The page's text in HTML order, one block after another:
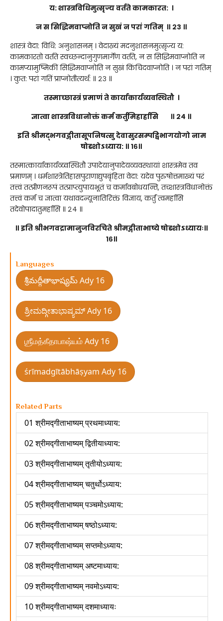
य: शास्त्रविधिमुत्सृज्य वर्तते कामकारत: ।
न स सिद्धिमवाप्नोति न सुखं न परां गतिम् ॥ २३ ॥
शास्त्रं वेदा: विधि: अनुशासनम् । वेदाख्यं मदनुशासनमुत्सृज्य य:
कामकारतो वर्तते स्वच्छन्दानुगुणमार्गेण वर्तते, न स सिद्धिमवाप्नोति न
कामप्यामुष्मिकीं सिद्धिमवाप्नोति न सुखं किंचिदवाप्नोति । न परां गतिम्
। कुत: परां गतिं प्राप्नोतीत्यर्थ: ॥ २३ ॥
तस्माच्छास्त्रं प्रमाणं ते कार्याकार्यव्यवस्थितौ ।
ज्ञात्वा शास्त्रविधानोक्तं कर्म कर्तुमिहार्हासि ॥ २४ ॥
इति श्रीमद्भगवद्गीतासूपनिषत्सु देवासुरसम्पद्विभागयोगो नाम
षोडशोऽध्याय: ॥ १६॥
तस्मात्कार्याकार्यव्य्वस्थितौ उपादेयानुपादेयव्यवस्थायां शास्त्रमेव तव
प्रमाणम् । धर्मशास्त्रेतिहासपुराणाद्युपबृंहिता वेदा: यदेव पुरुषोत्तमाख्यं परं
तत्त्वं तत्प्रीणनरूपं तत्प्राप्त्युपायभूतं च कर्मावबोधयन्ति, तच्शास्त्रविधानोक्तं
तत्त्वं कर्म च ज्ञात्वा यथावदन्यूनातिरिक्तं विज्ञाय, कर्तुं त्वमर्हासि
तदेवोपादातुमर्हासि ॥ २४ ॥
॥ इति श्रीभगवद्रामानुजविरचिते श्रीमद्गीताभाष्ये षोडशोऽध्यायः॥
१६॥
Languages
శ్రీమద్గీతాభాష్యమ్ Ady 16
ಶ್ರೀಮದ್ಗೀತಾಭಾಷ್ಯಮ್ Ady 16
ஶ்ரீமத்கீதாபாஷ்யம் Ady 16
śrīmadgītābhāṣyam Ady 16
Related Parts
01 श्रीमद्गीताभाष्यम् प्रथमाध्याय:
02 श्रीमद्गीताभाष्यम् द्वितीयाध्याय:
03 श्रीमद्गीताभाष्यम् तृतीयोऽध्याय:
04 श्रीमद्गीताभाष्यम् चतुर्थोऽध्याय:
05 श्रीमद्गीताभाष्यम् पञ्चमोऽध्याय:
06 श्रीमद्गीताभाष्यम् षष्ठोऽध्याय:
07 श्रीमद्गीताभाष्यम् सप्तमोऽध्याय:
08 श्रीमद्गीताभाष्यम् अष्टमाध्याय:
09 श्रीमद्गीताभाष्यम् नवमोऽध्याय:
10 श्रीमद्गीताभाष्यम् दशमाध्यायः